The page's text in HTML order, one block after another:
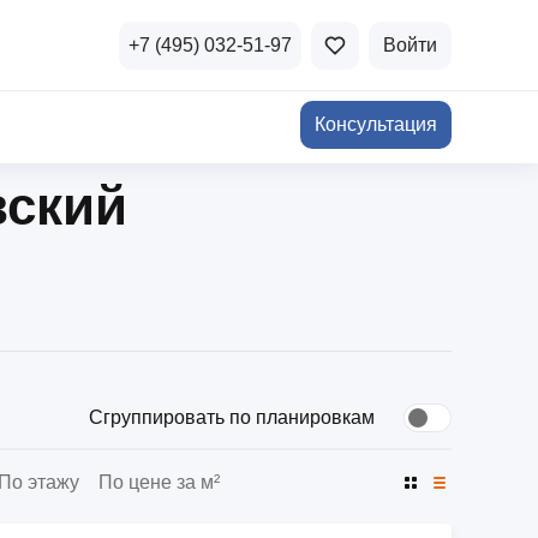
недвижимость
и продажа
+7 (495) 032-51-97 Войти
Консультация
Сгруппировать по планировкам
По этажу По цене за м²